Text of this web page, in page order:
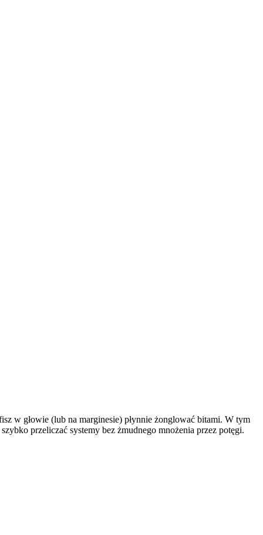
w głowie (lub na marginesie) płynnie żonglować bitami. W tym
przeliczać systemy bez żmudnego mnożenia przez potęgi.